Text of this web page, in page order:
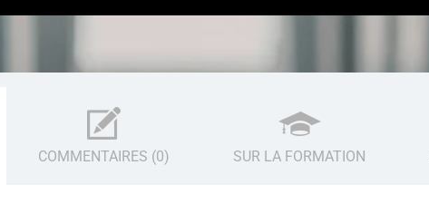
COMMENTAIRES (0) SUR LA FORMATION